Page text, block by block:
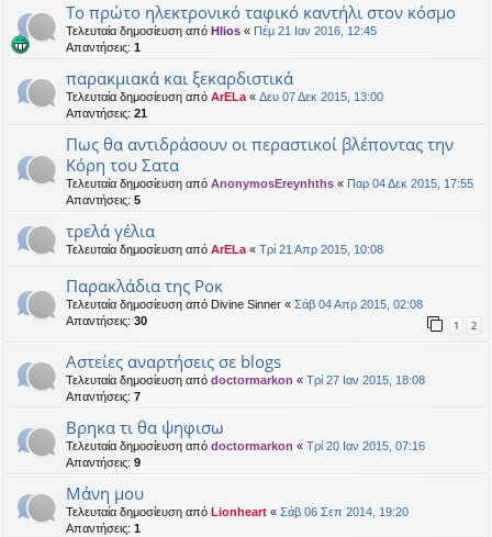
Το πρώτο ηλεκτρονικό ταφικό καντήλι στον κόσμο
Τελευταία δημοσίευση από Hlios « Πέμ 21 Ιαν 2016, 12:45
Απαντήσεις: 1
παρακμιακά και ξεκαρδιστικά
Τελευταία δημοσίευση από ArELa « Δευ 07 Δεκ 2015, 13:00
Απαντήσεις: 21
Πως θα αντιδράσουν οι περαστικοί βλέποντας την
Κόρη του Σατα
Τελευταία δημοσίευση από AnonymosEreynhths « Παρ 04 Δεκ 2015, 17:55
Απαντήσεις: 5
τρελά γέλια
Τελευταία δημοσίευση από ArELa « Τρί 21 Απρ 2015, 10:08
Παρακλάδια της Ροκ
Τελευταία δημοσίευση από Divine Sinner « Σάβ 04 Απρ 2015, 02:08
Απαντήσεις: 30 1 2
Αστείες αναρτήσεις σε blogs
Τελευταία δημοσίευση από doctormarkon « Τρί 27 Ιαν 2015, 18:08
Απαντήσεις: 7
Βρηκα τι θα ψηφισω
Τελευταία δημοσίευση από doctormarkon « Τρί 20 Ιαν 2015, 07:16
Απαντήσεις: 9
Μάνη μου
Τελευταία δημοσίευση από Lionheart « Σάβ 06 Σεπ 2014, 19:20
Απαντήσεις: 1